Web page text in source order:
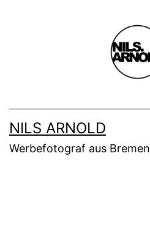
NILS ARNOLD
Werbefotograf aus Bremen